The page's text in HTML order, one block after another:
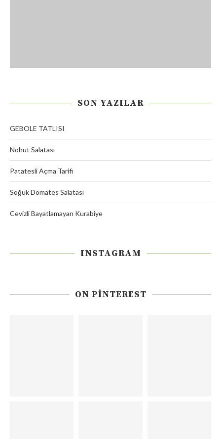
SON YAZILAR
GEBOLE TATLISI
Nohut Salatası
Patatesli Açma Tarifi
Soğuk Domates Salatası
Cevizli Bayatlamayan Kurabiye
INSTAGRAM
ON PINTEREST